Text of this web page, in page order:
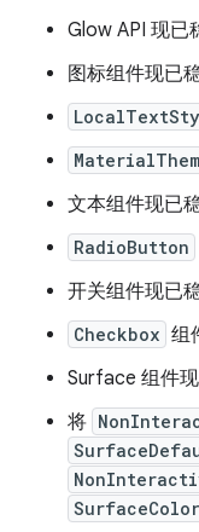
Glow API 现已
图标组件现已
文本组件现已
RadioButton
开关组件现已
Checkbox 组
Surface 组件
将